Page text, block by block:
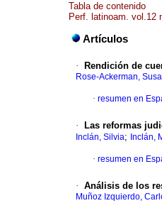
Tabla de contenido
Perf. latinoam. vol.12
Artículos
· Rendición de
Rose-Ackerman,
· resumen en
· Las reformas
Inclán, Silvia; Inclán,
· resumen en
· Análisis de los
Muñoz Izquierdo,